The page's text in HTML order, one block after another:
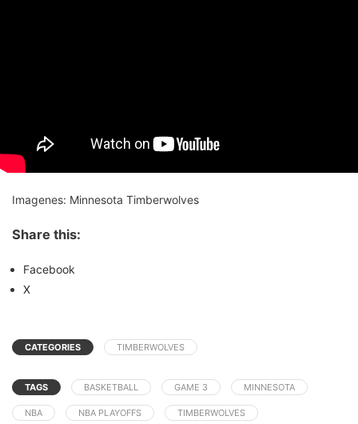
Imagenes: Minnesota Timberwolves
Share this:
Facebook
X
CATEGORIES TIMBERWOLVES
TAGS BASKETBALL GAME 3 MINNESOTA
NBA NBA PLAYOFFS TIMBERWOLVES